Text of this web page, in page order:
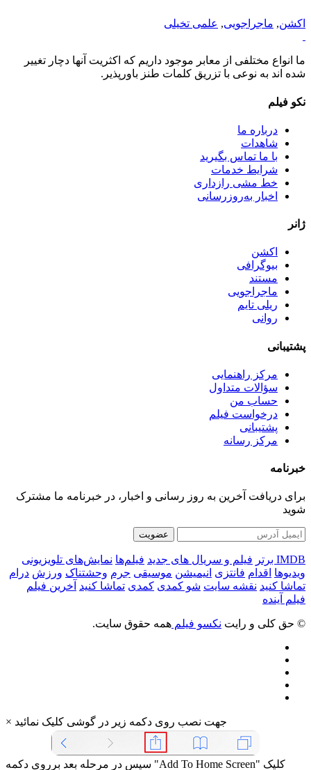
اکشن, ماجراجویی, علمی تخیلی
ما انواع مختلفی از معابر موجود داریم که اکثریت آنها دچار تغییر
شده اند به نوعی با تزریق کلمات طنز باورپذیر.
نکو فیلم
درباره ما
شاهدات
با ما تماس بگیرید
شرایط خدمات
خط مشی رازداری
اخبار به‌روزرسانی
ژانر
اکشن
بیوگرافی
مستند
ماجراجویی
ریلی تایم
روانی
پشتیبانی
مرکز راهنمایی
سؤالات متداول
حساب من
درخواست فیلم
پشتیبانی
مرکز رسانه
خبرنامه
برای دریافت آخرین به روز رسانی و اخبار، در خبرنامه ما مشترک
شوید
عضویت
IMDB برتر فیلم و سریال های جدید فیلم‌ها نمایش‌های تلویزیونی
ویدیوها اقدام فانتزی انیمیشن موسیقی جرم وحشتناک ورزش درام
تماشا کنید نقشه سایت شو کمدی کمدی تماشا کنید آخرین فیلم
فیلم آینده
© حق کلی و رایت نکسو فیلم همه حقوق سایت.
× جهت نصب روی دکمه زیر در گوشی کلیک نمائید
سپس در مرحله بعد برروی دکمه "Add To Home Screen" کلیک